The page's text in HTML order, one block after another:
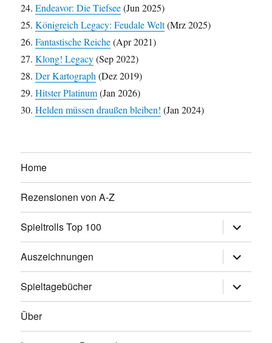
Endeavor: Die Tiefsee(Jun 2025)
Königreich Legacy: Feudale Welt(Mrz 2025)
Fantastische Reiche(Apr 2021)
Klong! Legacy(Sep 2022)
Der Kartograph (Dez 2019)
Hitster Platinum(Jan 2026)
Helden müssen draußen bleiben! (Jan 2024)
Home
Rezensionen von A-Z
Spieltrolls Top 100
öffnen
Auszeichnungen
öffnen
Spieltagebücher
öffnen
Über